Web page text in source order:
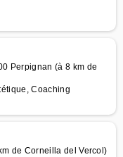
Perpignan (à 8 km de
Coaching
de Corneilla del Vercol)